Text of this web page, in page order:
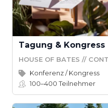
Tagung & Kongress
HOUSE OF BATES //
Konferenz / Kongress
100–400Teilnehmer